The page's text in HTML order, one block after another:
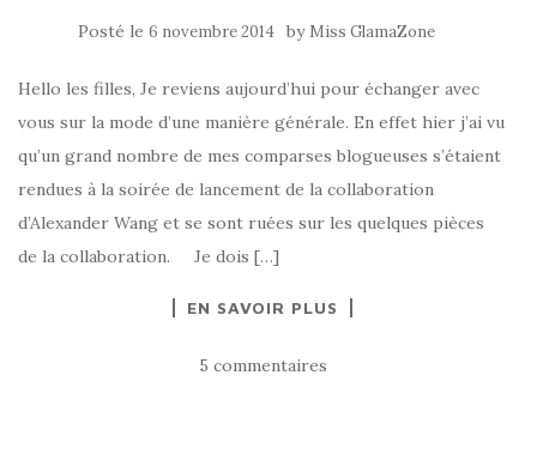
Posté le 6 novembre 2014 by Miss GlamaZone
Hello les filles, Je reviens aujourd’hui pour échanger avec
vous sur la mode d’une manière générale. En effet hier j’ai vu
qu’un grand nombre de mes comparses blogueuses s’étaient
rendues à la soirée de lancement de la collaboration
d’Alexander Wang et se sont ruées sur les quelques pièces
de la collaboration. Je dois […]
EN SAVOIR PLUS
5 commentaires